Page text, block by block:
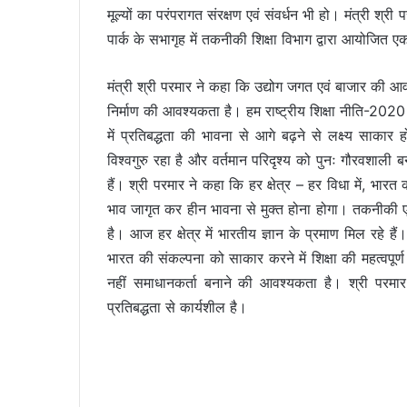
मूल्यों का परंपरागत संरक्षण एवं संवर्धन भी हो। मंत्री
पार्क के सभागृह में तकनीकी शिक्षा विभाग द्वारा
मंत्री श्री परमार ने कहा कि उद्योग जगत एवं बाजार की
निर्माण की आवश्यकता है। हम राष्ट्रीय शिक्षा नीति-
में प्रतिबद्धता की भावना से आगे बढ़ने से लक्ष्य साकार
विश्वगुरु रहा है और वर्तमान परिदृश्य को पुनः गौरवशाली
हैं। श्री परमार ने कहा कि हर क्षेत्र – हर विधा में, भारत
भाव जागृत कर हीन भावना से मुक्त होना होगा। तकनीकी एवं
है। आज हर क्षेत्र में भारतीय ज्ञान के प्रमाण मिल रहे
भारत की संकल्पना को साकार करने में शिक्षा की महत्वपूर्ण
नहीं समाधानकर्ता बनाने की आवश्यकता है। श्री
प्रतिबद्धता से कार्यशील है।